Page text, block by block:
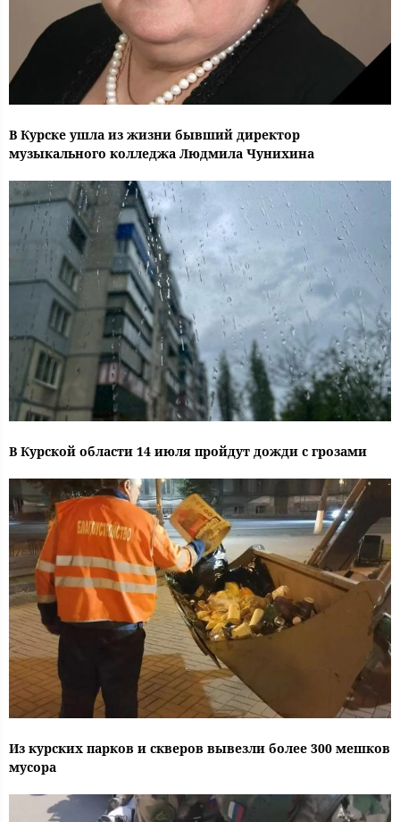
В Курске ушла из жизни бывший директор
музыкального колледжа Людмила Чунихина
В Курской области 14 июля пройдут дожди с грозами
Из курских парков и скверов вывезли более 300 мешков
мусора